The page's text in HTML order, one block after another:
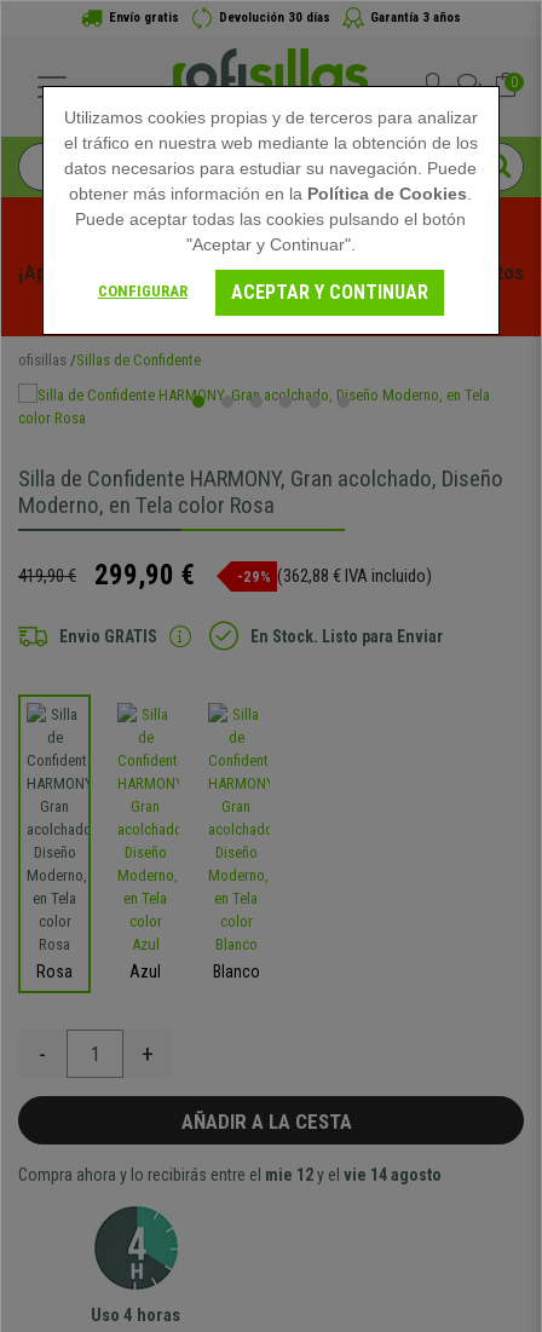
Envío gratis Devolución 30 días Garantía 3 años
0
¡Aprovecha las Rebajas de Verano en Ofisillas! Descuentos
Exclusivos por Tiempo Limitado - Ver Promo
ofisillas Sillas de Confidente
Silla de Confidente HARMONY, Gran acolchado, Diseño
Moderno, en Tela color Rosa
419,90 € 299,90 € -29% (362,88 € IVA incluido)
Envio GRATIS En Stock. Listo para Enviar
Rosa Azul Blanco
- +
AÑADIR A LA CESTA
Compra ahora y lo recibirás entre el mie 12y el vie 14 agosto
Uso 4 horas
Utilizamos cookies propias y de terceros para analizar
el tráfico en nuestra web mediante la obtención de los
datos necesarios para estudiar su navegación. Puede
obtener más información en la Política de Cookies
Puede aceptar todas las cookies pulsando el botón
"Aceptar y Continuar".
CONFIGURAR ACEPTAR Y CONTINUAR